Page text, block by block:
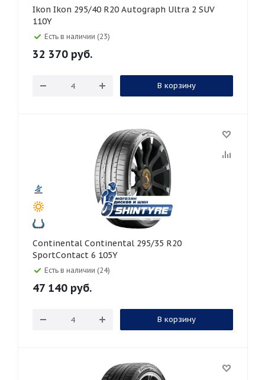
Ikon Ikon 295/40 R20 Autograph Ultra 2 SUV
110Y
Есть в наличии (23)
32 370 руб.
В корзину
Continental Continental 295/35 R20
SportContact 6 105Y
Есть в наличии (24)
47 140 руб.
В корзину